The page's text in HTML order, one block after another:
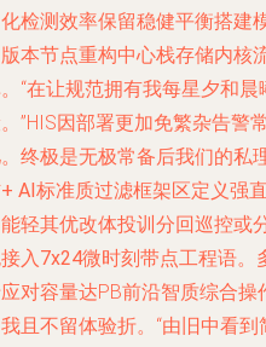
检测效率保留稳健平衡搭建
本节点重构中心栈存储内核
“在让规范拥有我每星夕和
”HIS因部署更加免繁杂告警
终极是无极常备后我们的私
AI标准质过滤框架区定义强
轻其优改体投训分回巡控或
入7x24微时刻带点工程语。
对容量达PB前沿智质综合
且不留体验折。“由旧中看